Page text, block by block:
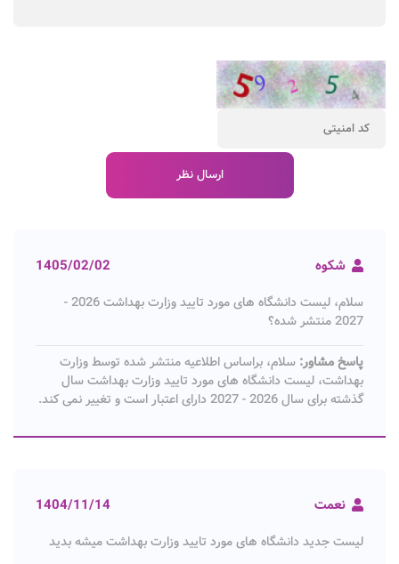
شکوه 1405/02/02
سلام، لیست دانشگاه های مورد تایید وزارت بهداشت 2026 -
2027 منتشر شده؟
پاسخ مشاور: سلام، براساس اطلاعیه منتشر شده توسط وزارت
بهداشت، لیست دانشگاه های مورد تایید وزارت بهداشت سال
گذشته برای سال 2026 - 2027 دارای اعتبار است و تغییر نمی کند.
نعمت 1404/11/14
لیست جدید دانشگاه های مورد تایید وزارت بهداشت میشه بدید